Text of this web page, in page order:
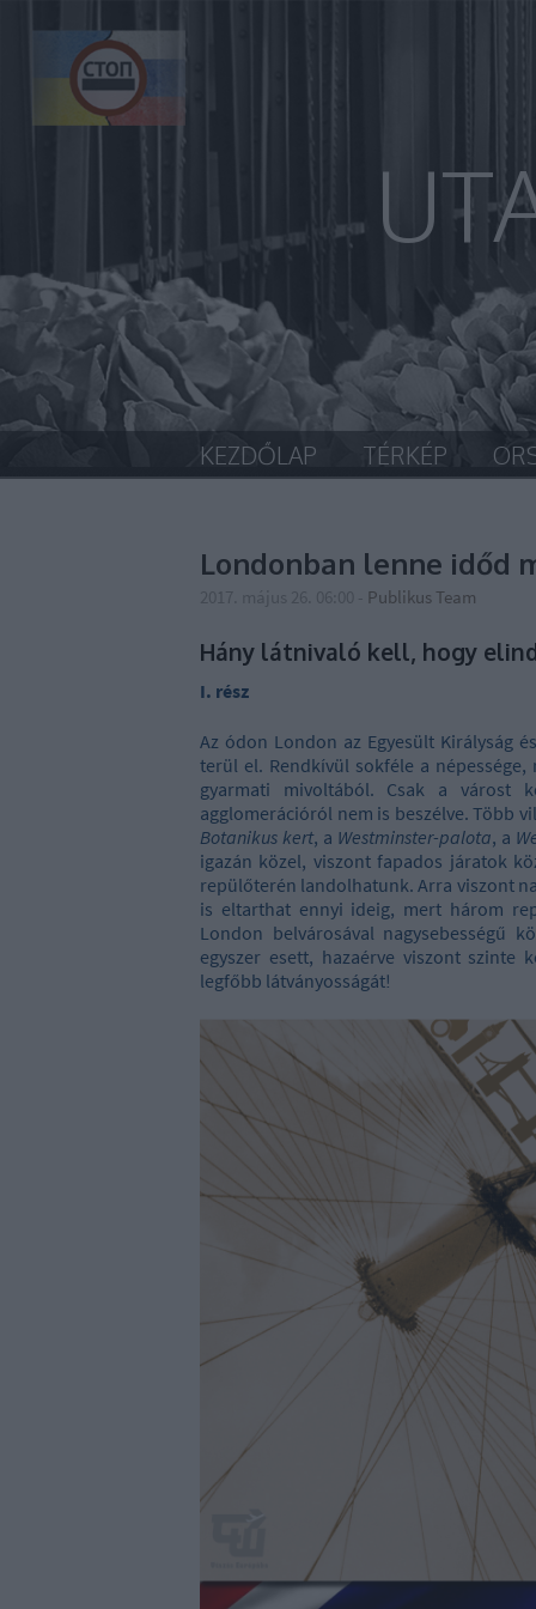
KEZDŐLAP TÉRKÉP
Londonban lenne időd
Publikus Team
Hány látnivaló kell, hogy
I. rész
Az ódon London az Egyesült Királyság
terül el. Rendkívül sokféle a
gyarmati mivoltából. Csak a várost
agglomerációról nem is beszélve. Több
Botanikus kert, a Westminster-palota, a
igazán közel, viszont fapados járatok
repülőterén landolhatunk. Arra viszont
is eltarthat ennyi ideig, mert három
London belvárosával nagysebességű
egyszer esett, hazaérve viszont szinte
legfőbb látványosságát!